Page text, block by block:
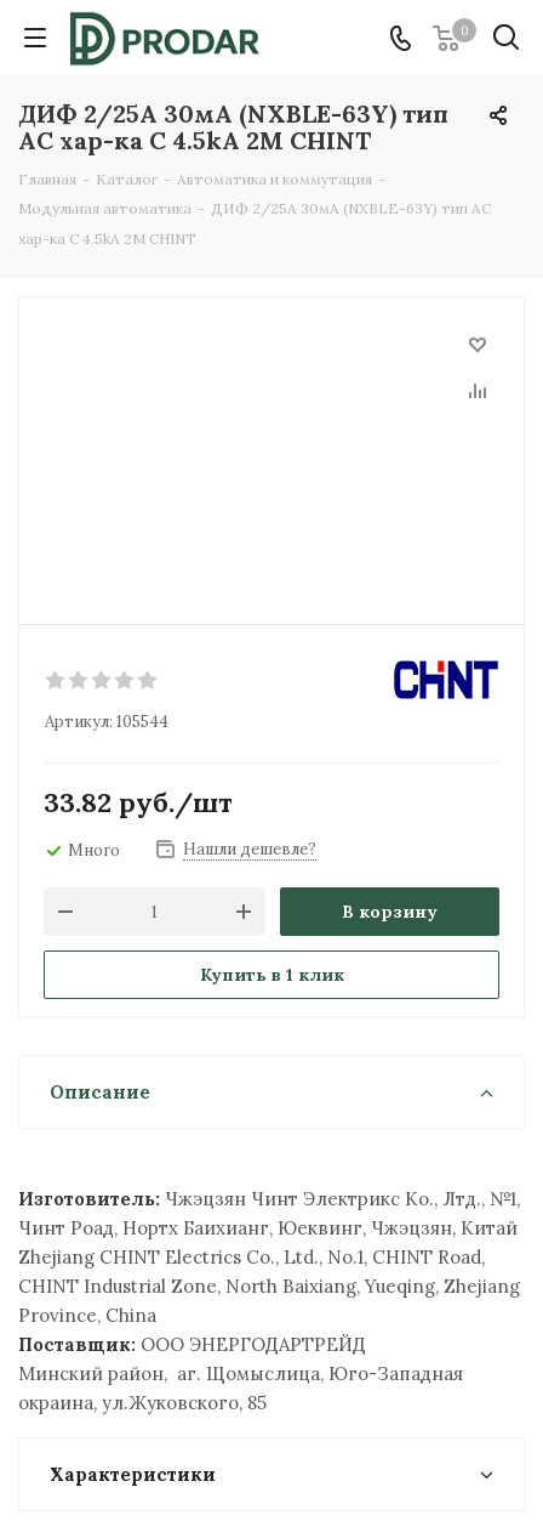
0
ДИФ 2/25А 30мА (NXBLE-63Y) тип
AC хар-ка C 4.5kA 2М CHINT
Главная - Каталог - Автоматика и коммутация -
Модульная автоматика - ДИФ 2/25А 30мА (NXBLE-63Y) тип AC
хар-ка C 4.5kA 2М CHINT
Артикул: 105544
33.82 руб./шт
Много Нашли дешевле?
В корзину
Купить в 1 клик
Описание
Изготовитель: Чжэцзян Чинт Электрикс Ко., Лтд., №1,
Чинт Роад, Нортх Баиxианг, Юеквинг, Чжэцзян, Китай
Zhejiang CHINT Electrics Co., Ltd., No.1, CHINT Road,
CHINT Industrial Zone, North Baixiang, Yueqing, Zhejiang
Province, China
Поставщик: ООО ЭНЕРГОДАРТРЕЙД
Минский район, аг. Щомыслица, Юго-Западная
окраина, ул.Жуковского, 85
Характеристики